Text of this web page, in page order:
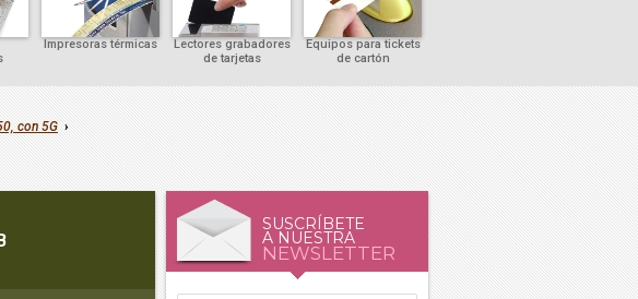
Impresoras térmicas
Lectores grabadores
de tarjetas
Equipos para tickets
de cartón
con 5G ›
SUSCRÍBETE
A NUESTRA
NEWSLETTER